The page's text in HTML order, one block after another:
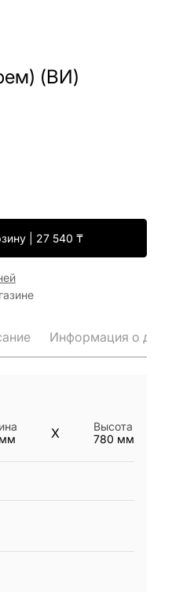
(ВИ)
27 540 ₸
Информация о
мм X
Высота
780 мм